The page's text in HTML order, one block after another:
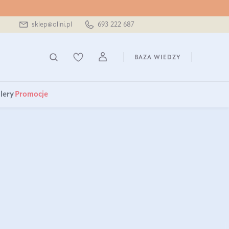
sklep@olini.pl 693 222 687
BAZA WIEDZY
Promocje